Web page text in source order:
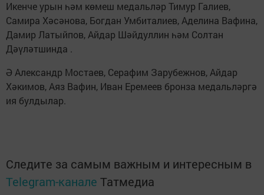
Икенче урын һәм көмеш медальләр Тимур Галиев,
Самира Хәсәнова, Богдан Умбиталиев, Аделина Вафина,
Дамир Латыйпов, Айдар Шәйдуллин һәм Солтан
Дәүләтшинда .
Ә Александр Мостаев, Серафим Зарубежнов, Айдар
Хәкимов, Аяз Вафин, Иван Еремеев бронза медальләргә
ия булдылар.
Следите за самым важным и интересным в
Telegram-канале Татмедиа